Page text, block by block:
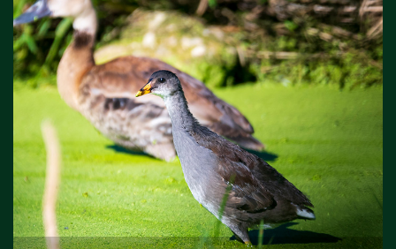
Kinchil Sahé Sotuta
DISTRIBUCIÓN IMPORTANTE
Común